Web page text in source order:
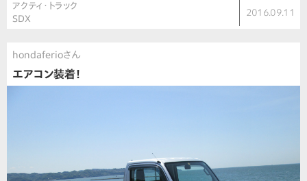
アクティ・トラック
SDX
2016.09.11
hondaferioさん
エアコン装着！